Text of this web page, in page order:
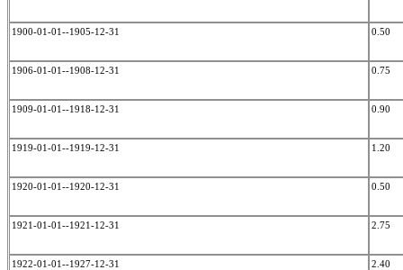
1900-01-01--1905-12-31 0.50
1906-01-01--1908-12-31 0.75
1909-01-01--1918-12-31 0.90
1919-01-01--1919-12-31 1.20
1920-01-01--1920-12-31 0.50
1921-01-01--1921-12-31 2.75
1922-01-01--1927-12-31 2.40